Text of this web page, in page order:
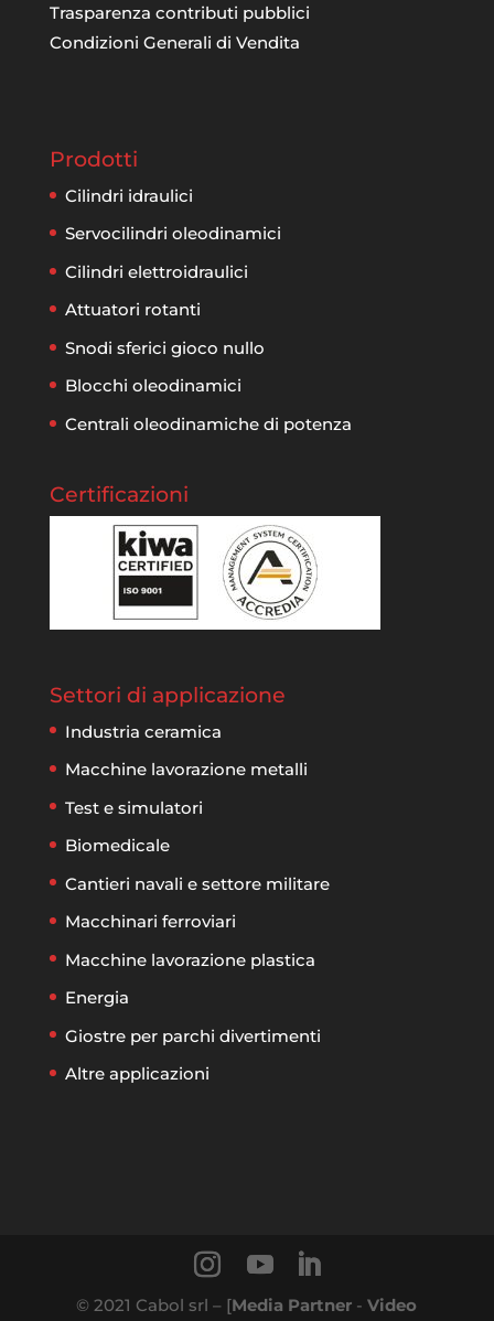
Trasparenza contributi pubblici
Condizioni Generali di Vendita
Prodotti
Cilindri idraulici
Servocilindri oleodinamici
Cilindri elettroidraulici
Attuatori rotanti
Snodi sferici gioco nullo
Blocchi oleodinamici
Centrali oleodinamiche di potenza
Certificazioni
Settori di applicazione
Industria ceramica
Macchine lavorazione metalli
Test e simulatori
Biomedicale
Cantieri navali e settore militare
Macchinari ferroviari
Macchine lavorazione plastica
Energia
Giostre per parchi divertimenti
Altre applicazioni
© 2021 Cabol srl – [Media Partner -Video